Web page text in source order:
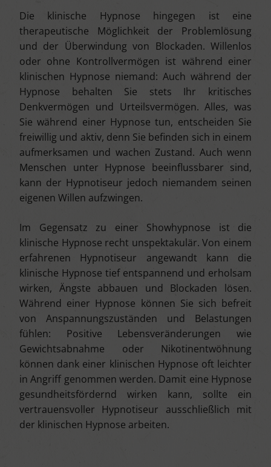
Die klinische Hypnose hingegen ist eine
therapeutische Möglichkeit der Problemlösung
und der Überwindung von Blockaden. Willenlos
oder ohne Kontrollvermögen ist während einer
klinischen Hypnose niemand: Auch während der
Hypnose behalten Sie stets Ihr kritisches
Denkvermögen und Urteilsvermögen. Alles, was
Sie während einer Hypnose tun, entscheiden Sie
freiwillig und aktiv, denn Sie befinden sich in einem
aufmerksamen und wachen Zustand. Auch wenn
Menschen unter Hypnose beeinflussbarer sind,
kann der Hypnotiseur jedoch niemandem seinen
eigenen Willen aufzwingen.
Im Gegensatz zu einer Showhypnose ist die
klinische Hypnose recht unspektakulär. Von einem
erfahrenen Hypnotiseur angewandt kann die
klinische Hypnose tief entspannend und erholsam
wirken, Ängste abbauen und Blockaden lösen.
Während einer Hypnose können Sie sich befreit
von Anspannungszuständen und Belastungen
fühlen: Positive Lebensveränderungen wie
Gewichtsabnahme oder Nikotinentwöhnung
können dank einer klinischen Hypnose oft leichter
in Angriff genommen werden. Damit eine Hypnose
gesundheitsfördernd wirken kann, sollte ein
vertrauensvoller Hypnotiseur ausschließlich mit
der klinischen Hypnose arbeiten.